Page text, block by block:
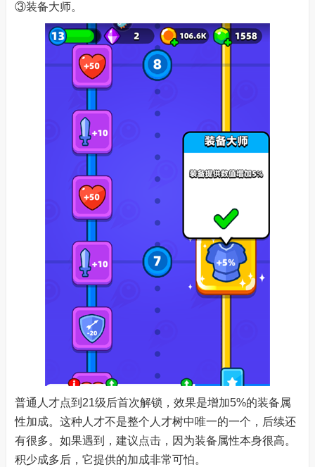
③装备大师。
普通人才点到21级后首次解锁，效果是增加5%的装备属
性加成。这种人才不是整个人才树中唯一的一个，后续还
有很多。如果遇到，建议点击，因为装备属性本身很高。
积少成多后，它提供的加成非常可怕。